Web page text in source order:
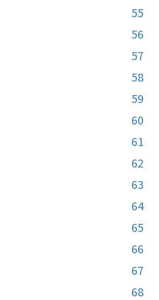
55
56
57
58
59
60
61
62
63
64
65
66
67
68